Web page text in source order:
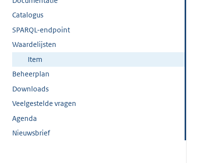
Catalogus
SPARQL-endpoint
Waardelijsten
Item
Beheerplan
Downloads
Veelgestelde vragen
Agenda
Nieuwsbrief